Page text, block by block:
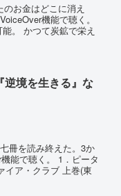
お金はどこに消え
機能で聴く。
。 かつて炭鉱で栄え
逆境を生きる』な
冊を読み終えた。3か
能で聴く。 1．ピータ
イア・クラブ 上巻(東